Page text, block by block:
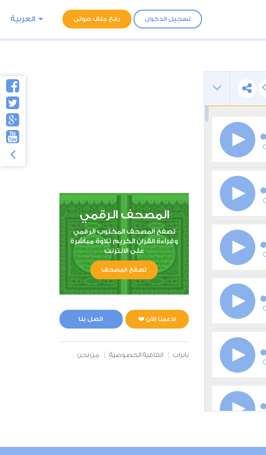
تسجيل الدخول رفع ملف صوتى العربية
المصحف الرقمي
تصفح المصحف المكتوب الرقمي
وقراءة القران الكريم تلاوة مباشرة
على الانترنت
تصفح المصحف
ادعمنا الآن ❤️ اتصل بنا
بانرات اتفاقية الخصوصية من نحن